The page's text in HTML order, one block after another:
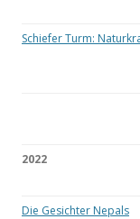
Schiefer Turm:
2022
Die Gesichter Nepals